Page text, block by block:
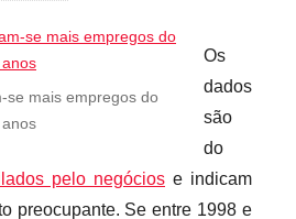
r
r
a
se mais empregos do
Os
dados
são
do
pelo negócios e indicam
preocupante. Se entre 1998 e